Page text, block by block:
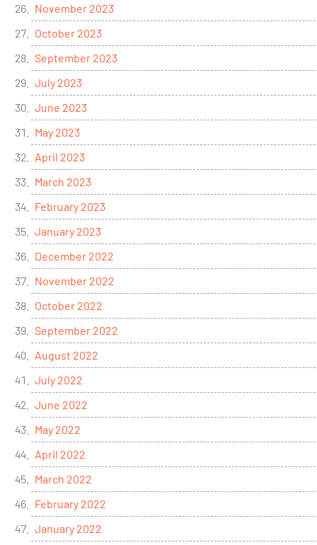
November 2023
October 2023
September 2023
July 2023
June 2023
May 2023
April 2023
March 2023
February 2023
January 2023
December 2022
November 2022
October 2022
September 2022
August 2022
July 2022
June 2022
May 2022
April 2022
March 2022
February 2022
January 2022